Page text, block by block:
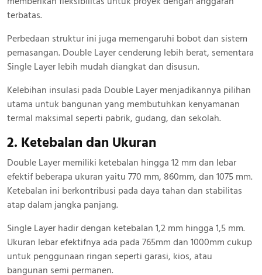
terbatas.
Perbedaan struktur ini juga memengaruhi bobot dan sistem
pemasangan. Double Layer cenderung lebih berat, sementara
Single Layer lebih mudah diangkat dan disusun.
Kelebihan insulasi pada Double Layer menjadikannya pilihan
utama untuk bangunan yang membutuhkan kenyamanan
termal maksimal seperti pabrik, gudang, dan sekolah.
2. Ketebalan dan Ukuran
Double Layer memiliki ketebalan hingga 12 mm dan lebar
efektif beberapa ukuran yaitu 770 mm, 860mm, dan 1075 mm.
Ketebalan ini berkontribusi pada daya tahan dan stabilitas
atap dalam jangka panjang.
Single Layer hadir dengan ketebalan 1,2 mm hingga 1,5 mm.
Ukuran lebar efektifnya ada pada 765mm dan 1000mm cukup
untuk penggunaan ringan seperti garasi, kios, atau
bangunan semi permanen.